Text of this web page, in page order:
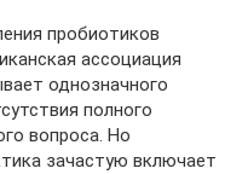
пробиотиков
ассоциация
однозначного
полного
вопроса. Но
зачастую включает